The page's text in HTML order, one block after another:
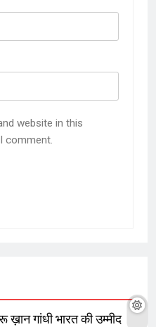
website in this
comment.
ख़ान गांधी भारत की उम्मीद